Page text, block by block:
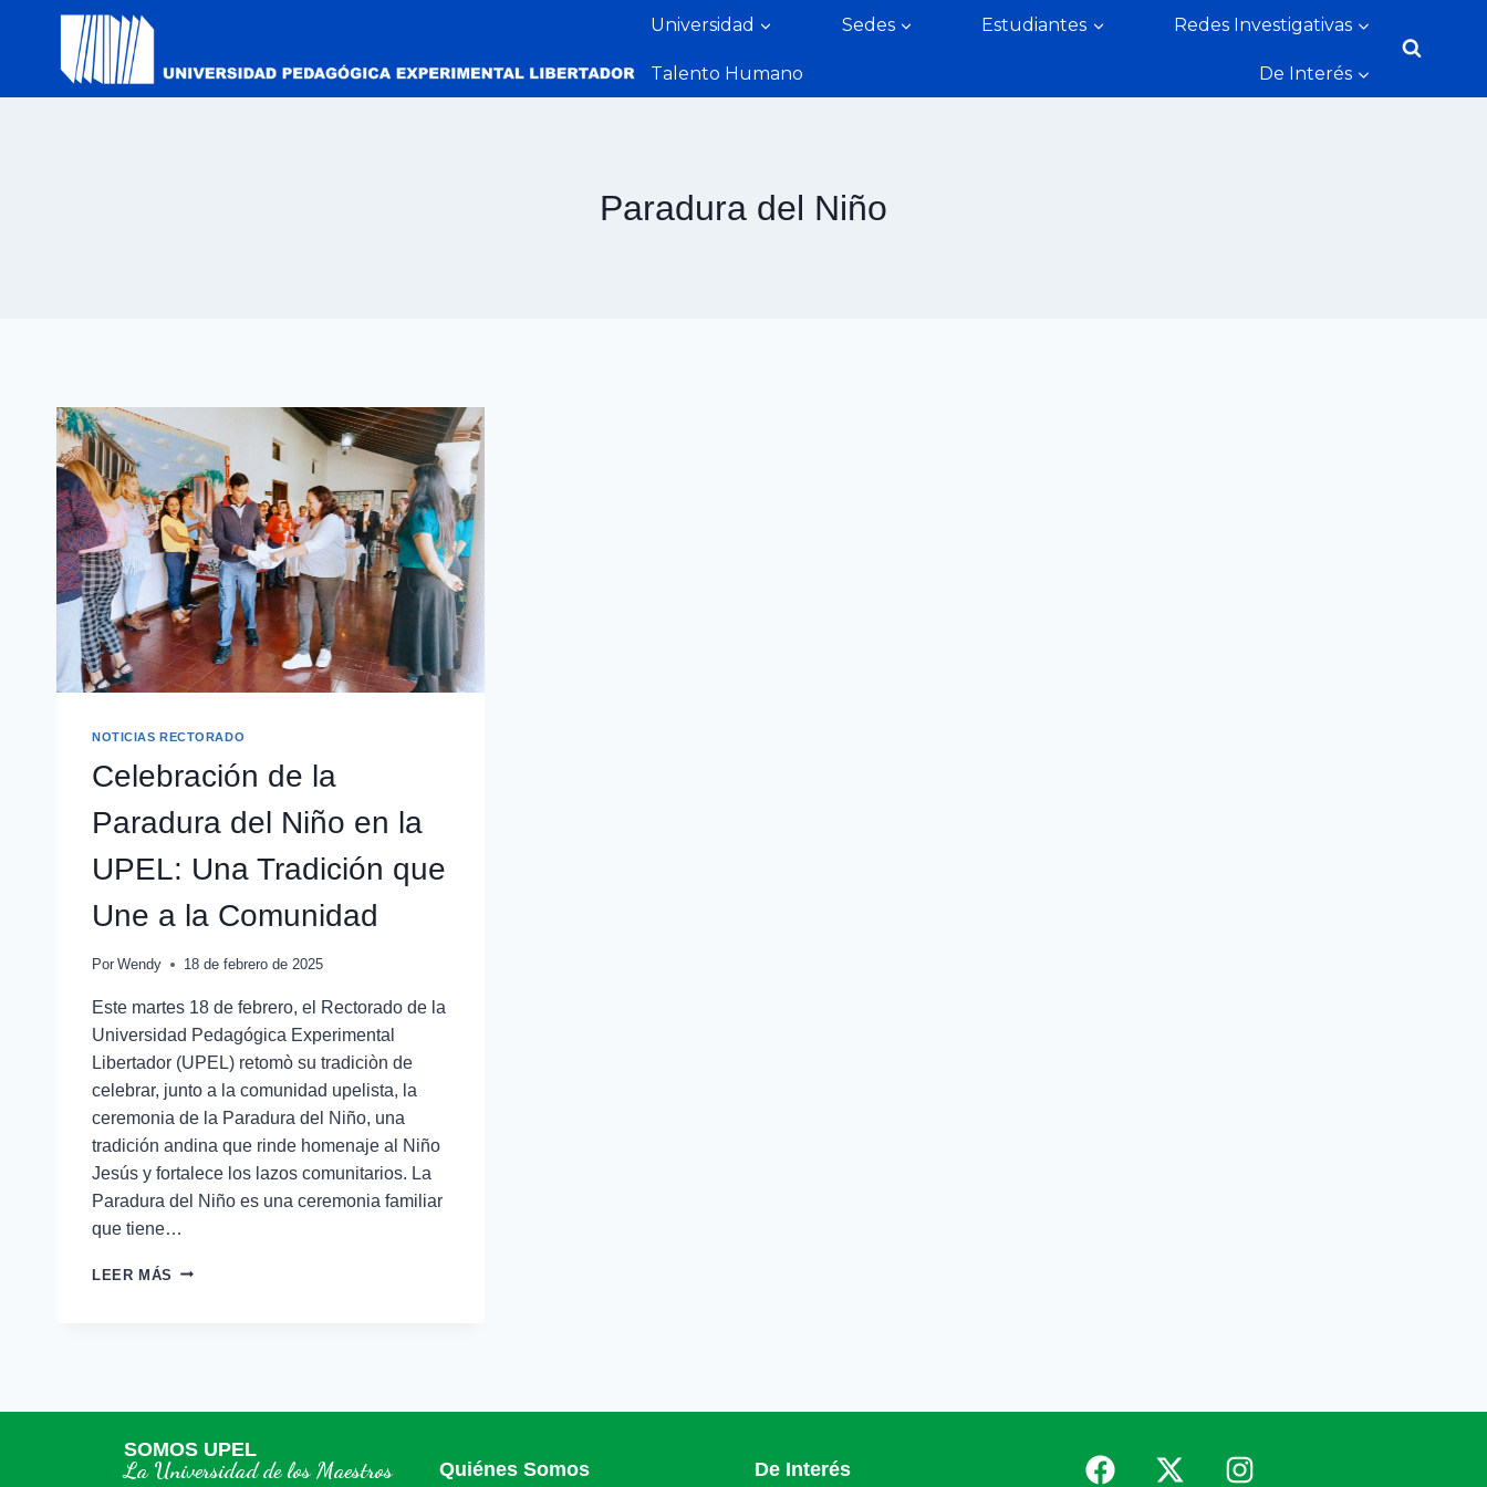
Universidad Sedes Estudiantes Redes Investigativas
Talento Humano De Interés
Paradura del Niño
NOTICIAS RECTORADO
Celebración de la
Paradura del Niño en la
UPEL: Una Tradición que
Une a la Comunidad
Por Wendy 18 de febrero de 2025
Este martes 18 de febrero, el Rectorado de la
Universidad Pedagógica Experimental
Libertador (UPEL) retomò su tradiciòn de
celebrar, junto a la comunidad upelista, la
ceremonia de la Paradura del Niño, una
tradición andina que rinde homenaje al Niño
Jesús y fortalece los lazos comunitarios. La
Paradura del Niño es una ceremonia familiar
que tiene…
LEER MÁS
SOMOS UPEL
La Universidad de los Maestros Quiénes Somos De Interés